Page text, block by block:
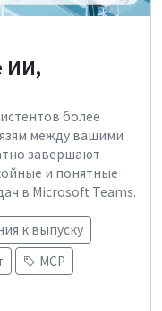
ИИ,
более
между вашими
завершают
и понятные
в Microsoft Teams.
к выпуску
MCP